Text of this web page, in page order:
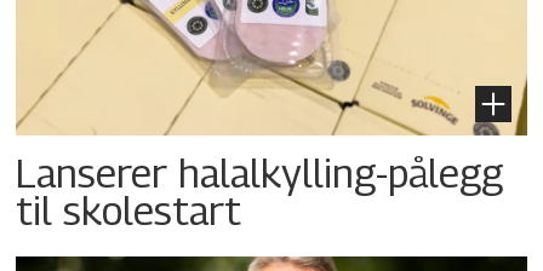
Lanserer halalkylling-­pålegg
til skolestart